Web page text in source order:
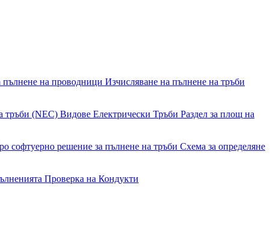
пълнене на проводници Изчисляване на пълнене на тръби
тръби (NEC) Видове Електрически Тръби Раздел за площ на
софтуерно решение за пълнене на тръби Схема за определяне
Проверка на Кондукти